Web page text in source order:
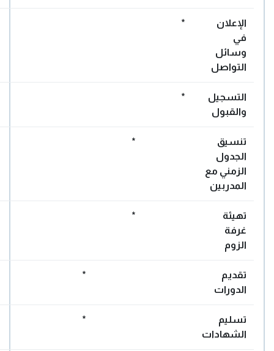
الإعلان
في
وسائل
التواصل
*
التسجيل
والقبول
*
تنسيق
الجدول
الزمني مع
المدربين
*
تهيئة
غرفة
الزوم
*
تقديم
الدورات
*
تسليم
الشهادات
*